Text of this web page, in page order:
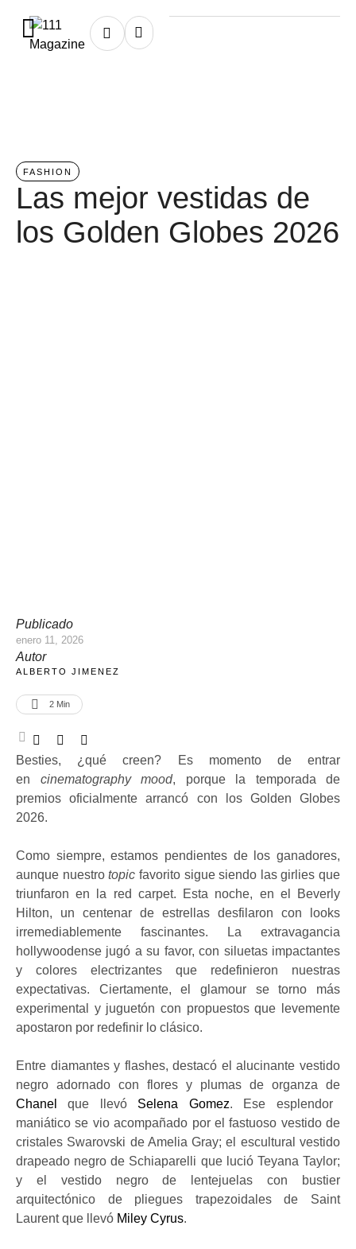
Home / fashion
FASHION
Las mejor vestidas de
los Golden Globes 2026
Publicado
enero 11, 2026
Autor
ALBERTO JIMENEZ
2 Min
Besties, ¿qué creen? Es momento de entrar
en cinematography mood, porque la temporada de
premios oficialmente arrancó con los Golden Globes
2026.
Como siempre, estamos pendientes de los ganadores,
aunque nuestrotopic favorito sigue siendo las girlies que
triunfaron en la red carpet. Esta noche, en el Beverly
Hilton, un centenar de estrellas desfilaron con looks
irremediablemente fascinantes. La extravagancia
hollywoodense jugó a su favor, con siluetas impactantes
y colores electrizantes que redefinieron nuestras
expectativas. Ciertamente, el glamour se torno más
experimental y juguetón con propuestos que levemente
apostaron por redefinir lo clásico.
Entre diamantes y flashes, destacó el alucinante vestido
negro adornado con flores y plumas de organza de
Chanelque llevó Selena Gomez. Ese esplendor
maniático se vio acompañado por el fastuoso vestido de
cristales Swarovski de Amelia Gray; el escultural vestido
drapeado negro de Schiaparelli que lució Teyana Taylor;
y el vestido negro de lentejuelas con bustier
arquitectónico de pliegues trapezoidales de Saint
Laurent que llevó Miley Cyrus.